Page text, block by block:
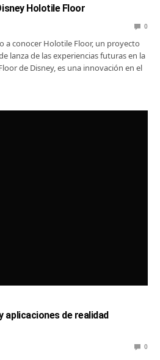
Holotile Floor
0
a conocer Holotile Floor, un proyecto
lanza de las experiencias futuras en la
de Disney, es una innovación en el
aplicaciones de realidad
0